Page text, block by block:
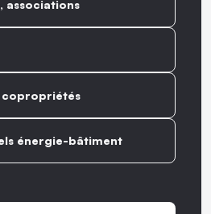
associations
copropriétés
énergie-bâtiment